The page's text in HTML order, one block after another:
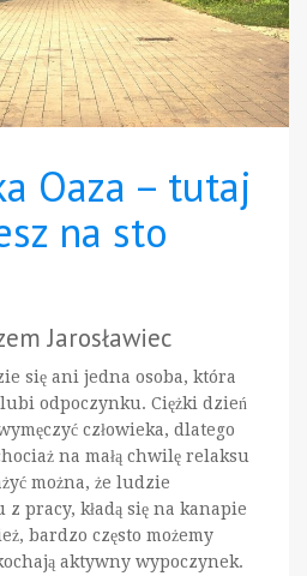
Oaza – tutaj
na sto
Jarosławiec
się ani jedna osoba, która
odpoczynku. Ciężki dzień
człowieka, dlatego
na małą chwilę relaksu
można, że ludzie
pracy, kładą się na kanapie
bardzo często możemy
aktywny wypoczynek.